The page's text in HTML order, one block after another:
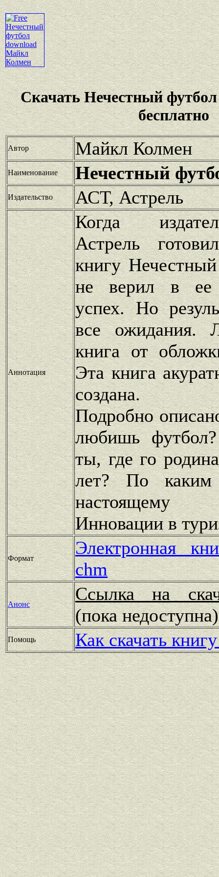
Скачать Нечестный
бесплатно
Автор Майкл Колмен
Наименование Нечестный
Издательство АСТ, Астрель
Аннотация
Когда
Астрель
книгу
не верил в ее
успех. Но
все ожидания.
книга от
Эта книга
создана.
Подробно
любишь
ты, где го
лет? По
настоящему
Инновации в
Формат
Электронная
chm
Анонс
Ссылка на
(пока
Помощь Как скачать